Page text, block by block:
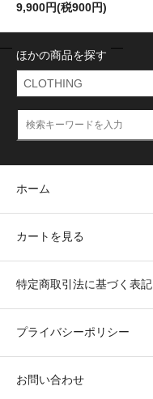
9,900円(税900円)
ほかの商品を探す
ホーム
カートを見る
特定商取引法に基づく表記
プライバシーポリシー
お問い合わせ